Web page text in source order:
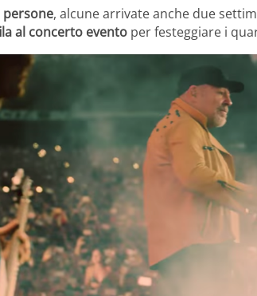
persone, alcune arrivate anche due
al concerto evento per festeggiare i